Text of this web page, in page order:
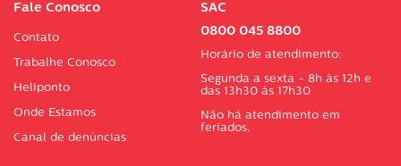
Fale Conosco
Contato
Trabalhe Conosco
Heliponto
Onde Estamos
Canal de denúncias
SAC
0800 045 8800
Horário de atendimento:
Segunda a sexta - 8h às 12h e
das 13h30 às 17h30
Não há atendimento em
feriados.